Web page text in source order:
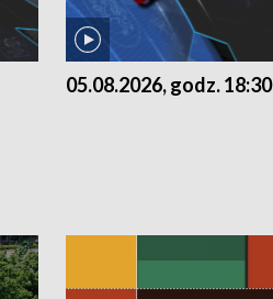
05.08.2026, godz. 18:30